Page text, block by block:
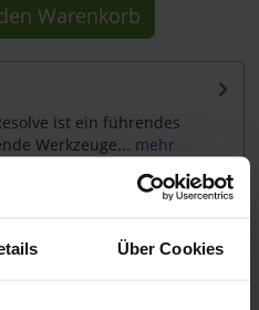
Über Cookies
Warenkorb
ist ein führendes
Werkzeuge... mehr